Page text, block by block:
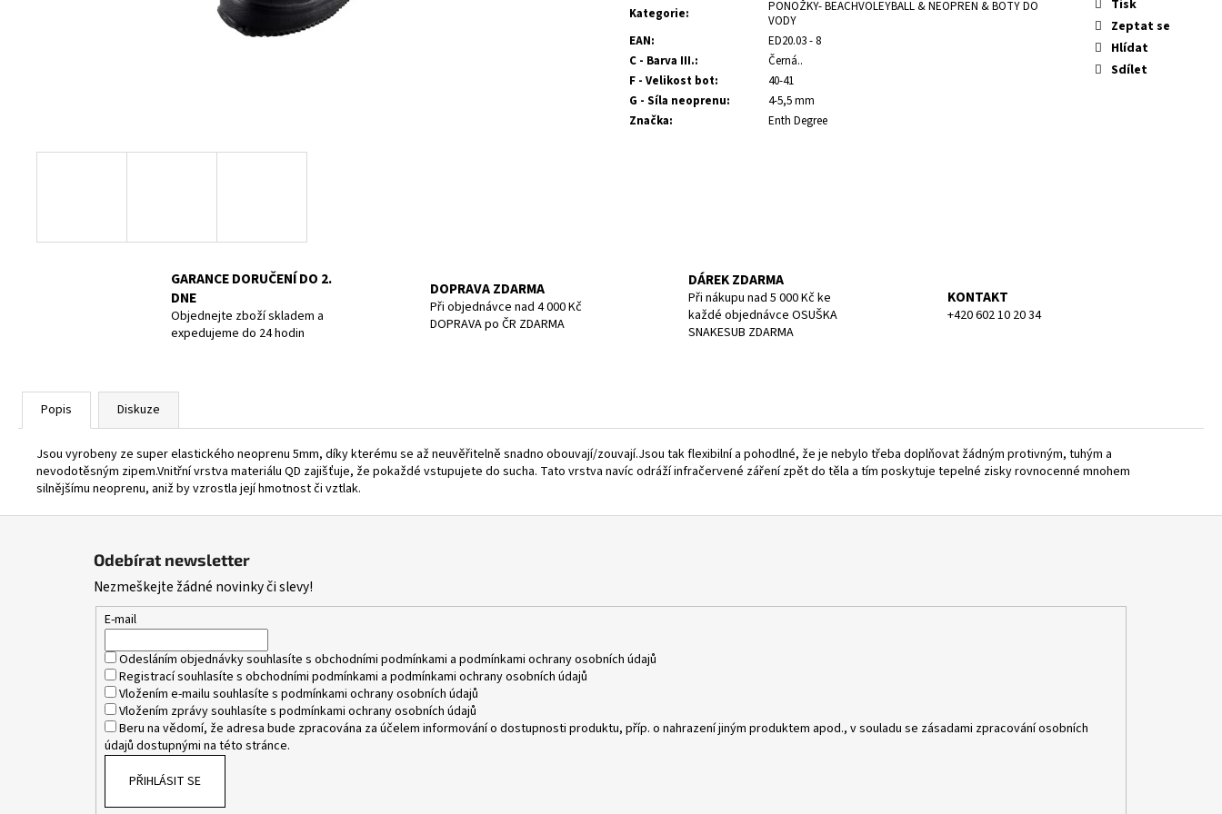
Kategorie:
PONOŽKY- BEACHVOLEYBALL & NEOPREN & BOTY DO
VODY
EAN:
ED20.03 - 8
C - Barva III.:
Černá..
F - Velikost bot:
40-41
G - Síla neoprenu:
4-5,5 mm
Značka: Enth Degree
Tisk
Zeptat se
Hlídat
Sdílet
GARANCE DORUČENÍ DO 2.
DNE
Objednejte zboží skladem a
expedujeme do 24 hodin
DOPRAVA ZDARMA
Při objednávce nad 4 000 Kč
DOPRAVA po ČR ZDARMA
DÁREK ZDARMA
Při nákupu nad 5 000 Kč ke
každé objednávce OSUŠKA
SNAKESUB ZDARMA
KONTAKT
+420 602 10 20 34
Popis Diskuze
Jsou vyrobeny ze super elastického neoprenu 5mm, díky kterému se až neuvěřitelně snadno obouvají/zouvají.Jsou tak flexibilní a pohodlné, že je nebylo třeba doplňovat žádným protivným, tuhým a
nevodotěsným zipem.Vnitřní vrstva materiálu QD zajišťuje, že pokaždé vstupujete do sucha. Tato vrstva navíc odráží infračervené záření zpět do těla a tím poskytuje tepelné zisky rovnocenné mnohem
silnějšímu neoprenu, aniž by vzrostla její hmotnost či vztlak.
Odebírat newsletter
Nezmeškejte žádné novinky či slevy!
E-mail
Odesláním objednávky souhlasíte s obchodními podmínkami a podmínkami ochrany osobních údajů
Registrací souhlasíte s obchodními podmínkami a podmínkami ochrany osobních údajů
Vložením e-mailu souhlasíte s podmínkami ochrany osobních údajů
Vložením zprávy souhlasíte s podmínkami ochrany osobních údajů
Beru na vědomí, že adresa bude zpracována za účelem informování o dostupnosti produktu, příp. o nahrazení jiným produktem apod., v souladu se zásadami zpracování osobních
údajů dostupnými na této stránce.
PŘIHLÁSIT SE